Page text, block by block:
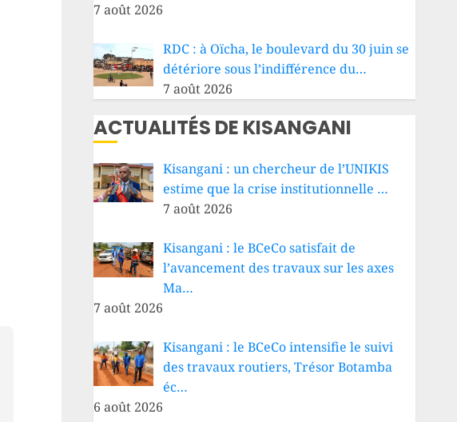
7 août 2026
RDC : à Oïcha, le boulevard du 30 juin se
détériore sous l’indifférence du…
7 août 2026
ACTUALITÉS DE KISANGANI
Kisangani : un chercheur de l’UNIKIS
estime que la crise institutionnelle …
7 août 2026
Kisangani : le BCeCo satisfait de
l’avancement des travaux sur les axes
Ma…
7 août 2026
Kisangani : le BCeCo intensifie le suivi
des travaux routiers, Trésor Botamba
éc…
6 août 2026